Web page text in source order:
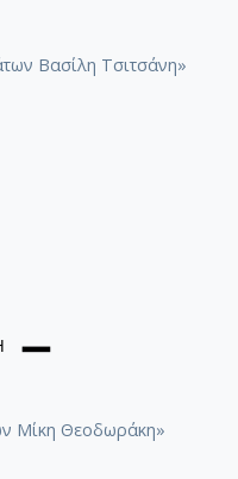
Βασίλη Τσιτσάνη»
Μίκη Θεοδωράκη»